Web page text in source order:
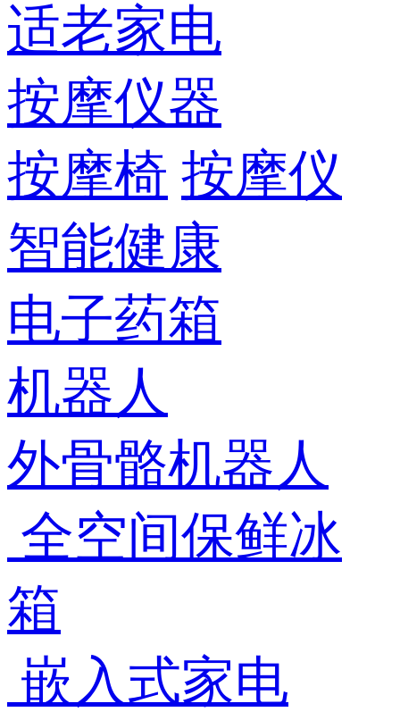
适老家电
按摩仪器
按摩椅 按摩仪
智能健康
电子药箱
机器人
外骨骼机器人
全空间保鲜冰
箱
嵌入式家电